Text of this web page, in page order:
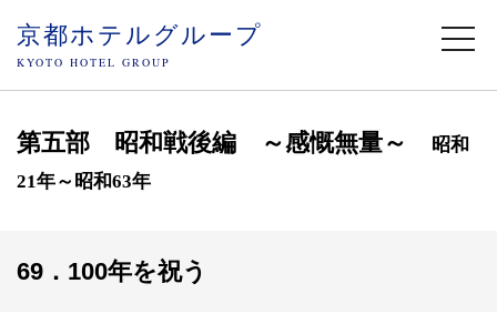
京都ホテルグループ
KYOTO HOTEL GROUP
第五部 昭和戦後編 ～感慨無量～
昭和
21年～昭和63年
69．100年を祝う